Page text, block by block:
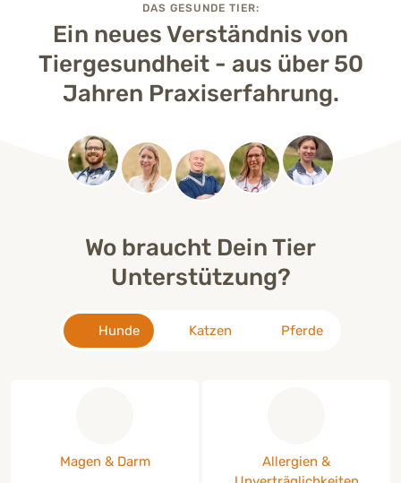
DAS GESUNDE TIER:
Ein neues Verständnis von
Tiergesundheit - aus über 50
Jahren Praxiserfahrung.
Wo braucht Dein Tier
Unterstützung?
Hunde Katzen Pferde
Produkte für Hunde zur Unterstützung von:
Magen & Darm Produkte für Hunde
Allergien &